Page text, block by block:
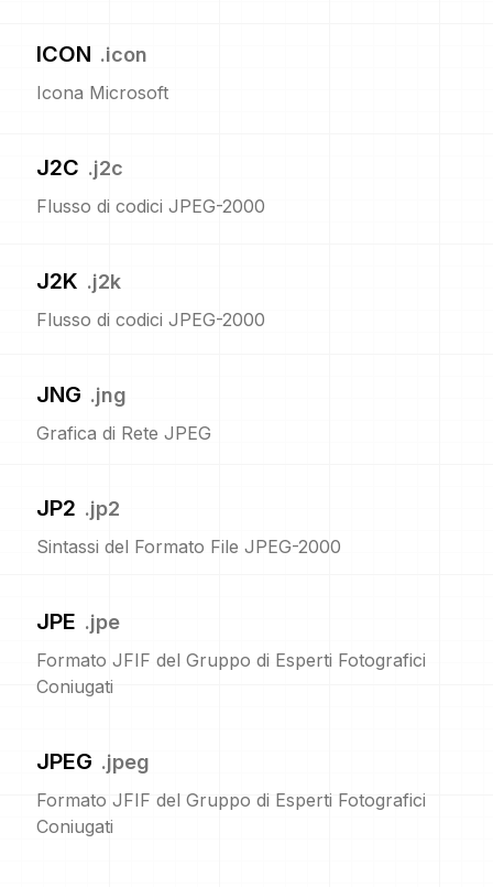
ICON .icon
Icona Microsoft
J2C .j2c
Flusso di codici JPEG-2000
J2K .j2k
Flusso di codici JPEG-2000
JNG .jng
Grafica di Rete JPEG
JP2 .jp2
Sintassi del Formato File JPEG-2000
JPE .jpe
Formato JFIF del Gruppo di Esperti Fotografici
Coniugati
JPEG .jpeg
Formato JFIF del Gruppo di Esperti Fotografici
Coniugati